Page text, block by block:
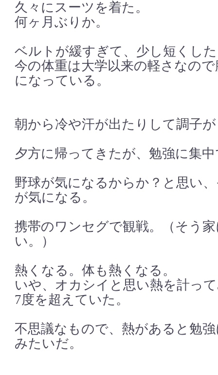
久々にスーツを着た。
何ヶ月ぶりか。
ベルトが緩すぎて、少し短くし
今の体重は大学以来の軽さなの
になっている。
朝から冷や汗が出たりして調子
夕方に帰ってきたが、勉強に集
野球が気になるからか？と思い
が気になる。
携帯のワンセグで観戦。（そう
い。）
熱くなる。体も熱くなる。
いや、オカシイと思い熱を計っ
7度を超えていた。
不思議なもので、熱があると勉
みたいだ。